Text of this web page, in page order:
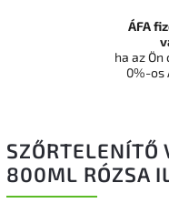
SZŐRTELENÍTŐ
800ML RÓZSA
ÁFA
ha az Ön
0%-os